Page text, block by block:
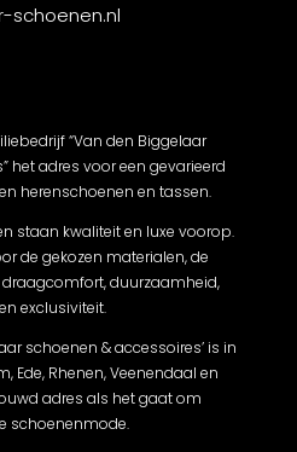
schoenen.nl
“Van den Biggelaar
het adres voor een gevarieerd
herenschoenen en tassen.
staan kwaliteit en luxe voorop.
de gekozen materialen, de
duurzaamheid,
exclusiviteit.
schoenen & accessoires’ is in
Ede, Rhenen, Veenendaal en
adres als het gaat om
schoenenmode.